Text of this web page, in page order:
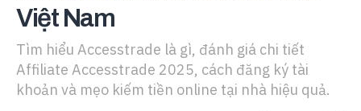
Việt Nam
Tìm hiểu Accesstrade là gì, đánh giá chi tiết
Affiliate Accesstrade 2025, cách đăng ký tài
khoản và mẹo kiếm tiền online tại nhà hiệu quả.